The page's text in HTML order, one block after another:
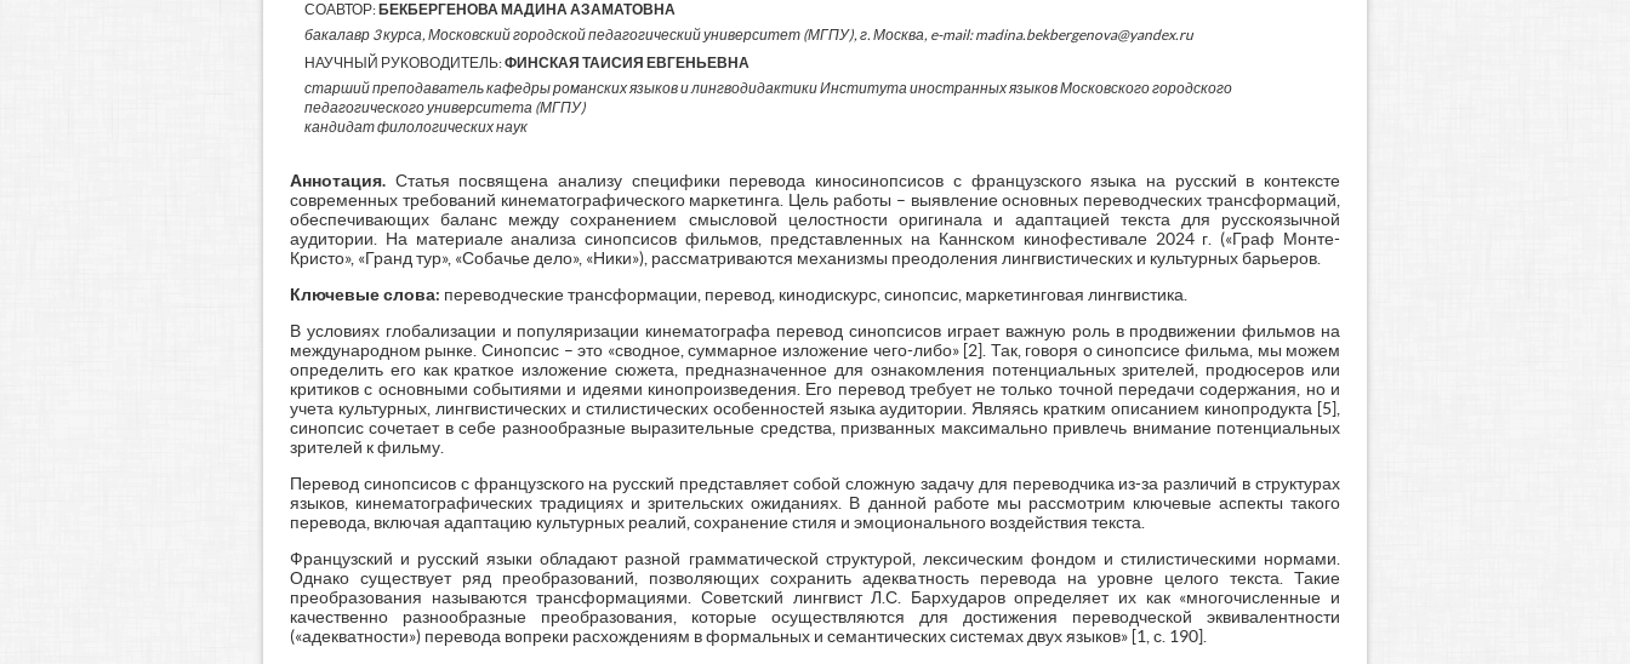
СОАВТОР: БЕКБЕРГЕНОВА МАДИНА АЗАМАТОВНА
бакалавр 3 курса, Московский городской педагогический университет (МГПУ), г. Москва, e-mail: madina.bekbergenova@yandex.ru
НАУЧНЫЙ РУКОВОДИТЕЛЬ:ФИНСКАЯ ТАИСИЯ ЕВГЕНЬЕВНА
старший преподаватель кафедры романских языков и лингводидактики Института иностранных языков Московского городского
педагогического университета (МГПУ)
кандидат филологических наук
Аннотация. Статья посвящена анализу специфики перевода киносинопсисов с французского языка на русский в контексте
современных требований кинематографического маркетинга. Цель работы – выявление основных переводческих трансформаций,
обеспечивающих баланс между сохранением смысловой целостности оригинала и адаптацией текста для русскоязычной
аудитории. На материале анализа синопсисов фильмов, представленных на Каннском кинофестивале 2024 г. («Граф Монте-
Кристо», «Гранд тур», «Собачье дело», «Ники»), рассматриваются механизмы преодоления лингвистических и культурных барьеров.
Ключевые слова: переводческие трансформации, перевод, кинодискурс, синопсис, маркетинговая лингвистика.
В условиях глобализации и популяризации кинематографа перевод синопсисов играет важную роль в продвижении фильмов на
международном рынке. Синопсис – это «сводное, суммарное изложение чего-либо» [2]. Так, говоря о синопсисе фильма, мы можем
определить его как краткое изложение сюжета, предназначенное для ознакомления потенциальных зрителей, продюсеров или
критиков с основными событиями и идеями кинопроизведения. Его перевод требует не только точной передачи содержания, но и
учета культурных, лингвистических и стилистических особенностей языка аудитории. Являясь кратким описанием кинопродукта [5],
синопсис сочетает в себе разнообразные выразительные средства, призванных максимально привлечь внимание потенциальных
зрителей к фильму.
Перевод синопсисов с французского на русский представляет собой сложную задачу для переводчика из-за различий в структурах
языков, кинематографических традициях и зрительских ожиданиях. В данной работе мы рассмотрим ключевые аспекты такого
перевода, включая адаптацию культурных реалий, сохранение стиля и эмоционального воздействия текста.
Французский и русский языки обладают разной грамматической структурой, лексическим фондом и стилистическими нормами.
Однако существует ряд преобразований, позволяющих сохранить адекватность перевода на уровне целого текста. Такие
преобразования называются трансформациями. Советский лингвист Л.С. Бархударов определяет их как «многочисленные и
качественно разнообразные преобразования, которые осуществляются для достижения переводческой эквивалентности
(«адекватности») перевода вопреки расхождениям в формальных и семантических системах двух языков» [1, с. 190].